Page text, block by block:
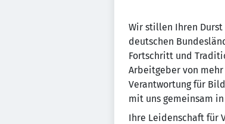
Wir stillen Ihren Durst
deutschen
Fortschritt und
Arbeitgeber von
Verantwortung für
mit uns gemeinsam
Ihre Leidenschaft für